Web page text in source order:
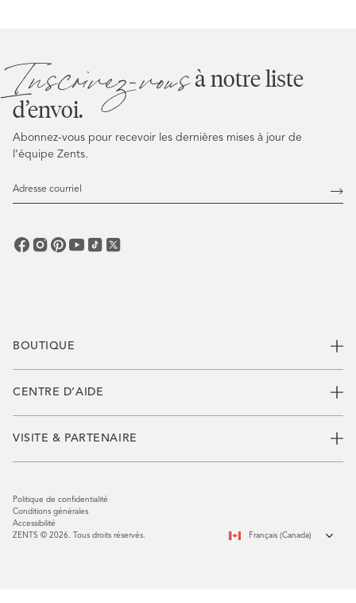
BOUTIQUE
CENTRE D’AIDE
VISITE & PARTENAIRE
Inscrivez-vousà notre liste
d’envoi.
Abonnez-vous pour recevoir les dernières mises à jour de
l’équipe Zents.
Adresse
Français (Canada)
Politique de confidentialité
Conditions générales
Accessibilité
ZENTS © 2026. Tous droits réservés.